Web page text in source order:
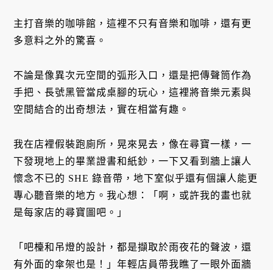
主打音樂的咖啡館，這裡不只有音樂和咖啡，還有更
多意料之外的驚喜。
不論是像異次元空間的弧形入口，還是把傳聲筒作為
手把、長號黑管當成桌腳的玩心，這裡將音樂元素與
空間結合的出奇想法，實在相當有趣。
我在店裡假裝跑廁所，晃來晃去，像在尋寶一樣，一
下發現地上的畢業證書和紙鈔，一下又看到牆上讓人
懷念不已的 SHE 錄音帶，地下室似乎還有個讓人能更
專心聽音樂的地方。我心想：「啊，或許我的畫也就
是每家店的尋寶圖吧。」
「吧檯和吊燈的設計，都是擷取於雨夜花的聲波，還
有外面的傘架也是！」年輕店員帶我瞧了一眼外面牆